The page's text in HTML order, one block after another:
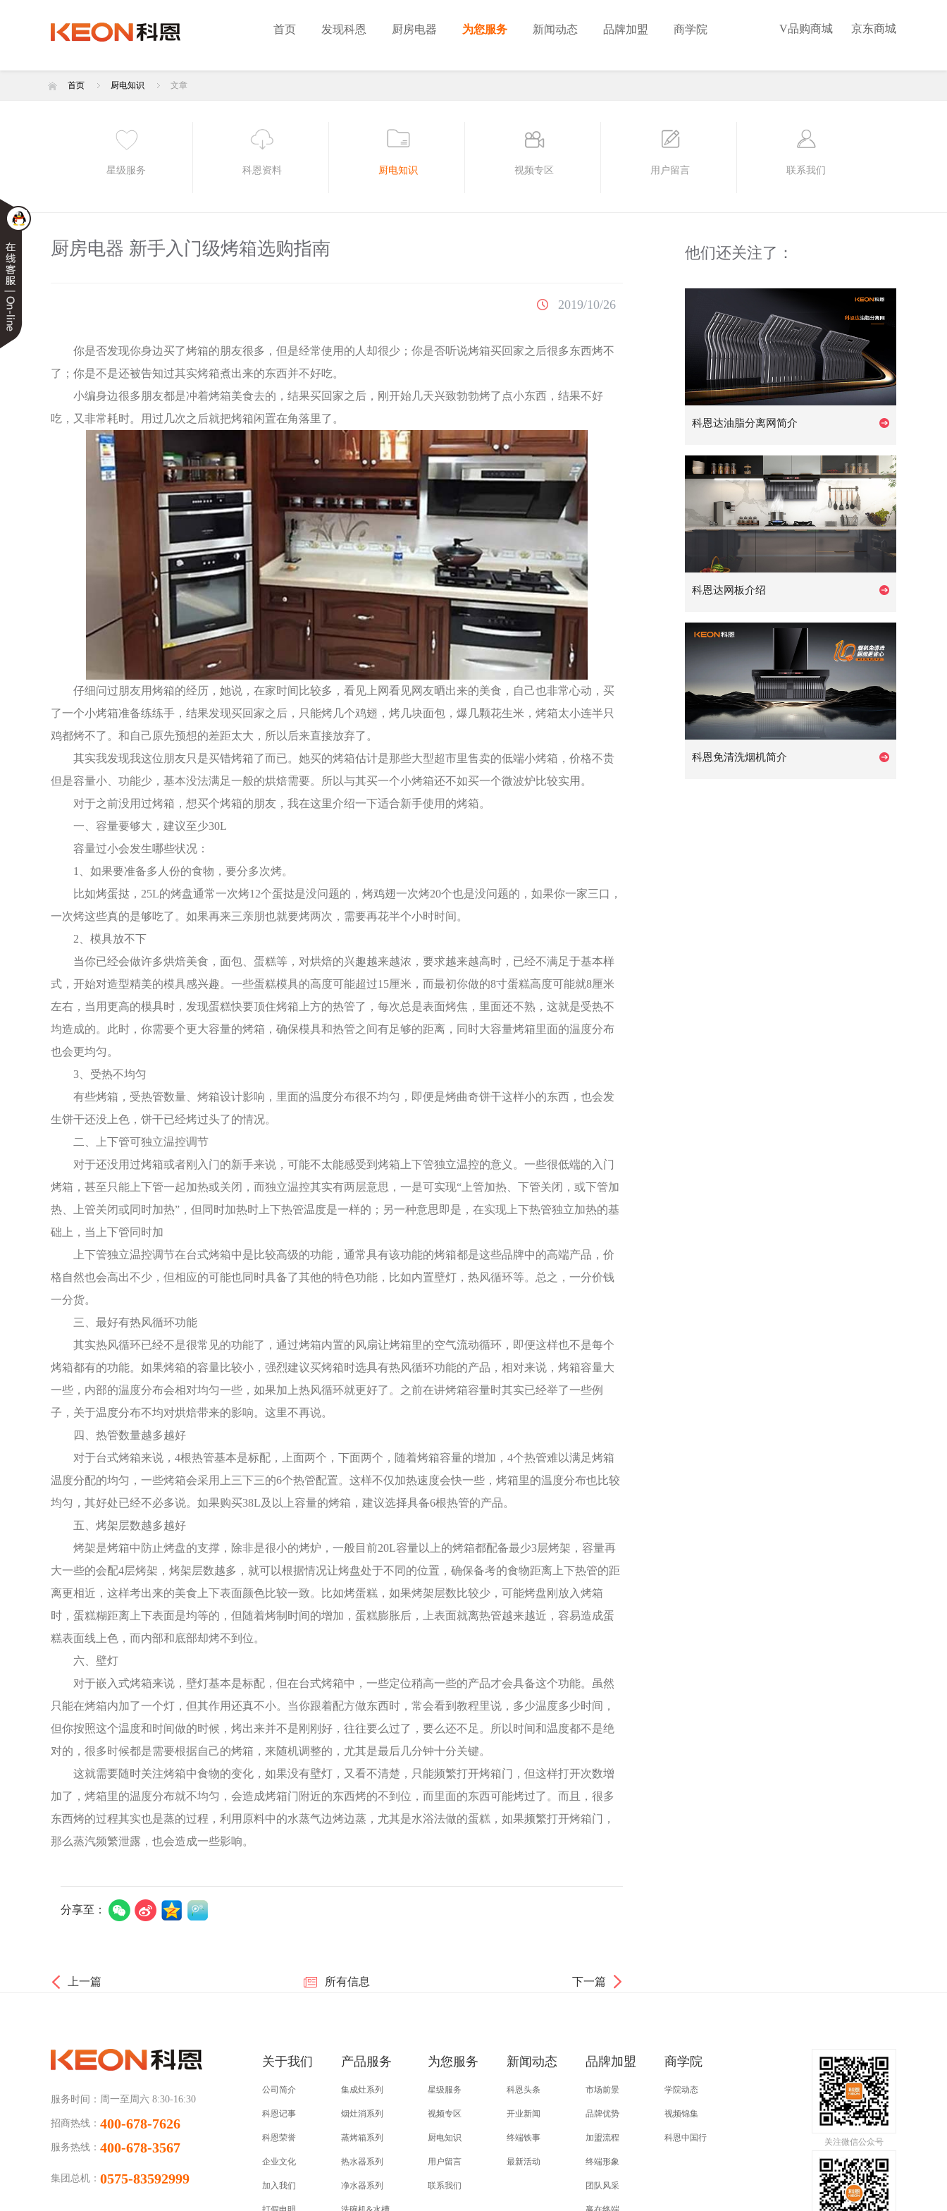
首页 发现科恩 厨房电器 为您服务 新闻动态 品牌加盟 商学院 京东商城
V品购商城
首页 厨电知识 文章
星级服务 科恩资料 厨电知识 视频专区 用户留言 联系我们
厨房电器 新手入门级烤箱选购指南
2019/10/26
你是否发现你身边买了烤箱的朋友很多，但是经常使用的人却很少；你是否听说烤箱买回家之后很多东西烤不
了；你是不是还被告知过其实烤箱煮出来的东西并不好吃。
小编身边很多朋友都是冲着烤箱美食去的，结果买回家之后，刚开始几天兴致勃勃烤了点小东西，结果不好
吃，又非常耗时。用过几次之后就把烤箱闲置在角落里了。
仔细问过朋友用烤箱的经历，她说，在家时间比较多，看见上网看见网友晒出来的美食，自己也非常心动，买
了一个小烤箱准备练练手，结果发现买回家之后，只能烤几个鸡翅，烤几块面包，爆几颗花生米，烤箱太小连半只
鸡都烤不了。和自己原先预想的差距太大，所以后来直接放弃了。
其实我发现我这位朋友只是买错烤箱了而已。她买的烤箱估计是那些大型超市里售卖的低端小烤箱，价格不贵
但是容量小、功能少，基本没法满足一般的烘焙需要。所以与其买一个小烤箱还不如买一个微波炉比较实用。
对于之前没用过烤箱，想买个烤箱的朋友，我在这里介绍一下适合新手使用的烤箱。
一、容量要够大，建议至少30L
容量过小会发生哪些状况：
1、如果要准备多人份的食物，要分多次烤。
比如烤蛋挞，25L的烤盘通常一次烤12个蛋挞是没问题的，烤鸡翅一次烤20个也是没问题的，如果你一家三口，
一次烤这些真的是够吃了。如果再来三亲朋也就要烤两次，需要再花半个小时时间。
2、模具放不下
当你已经会做许多烘焙美食，面包、蛋糕等，对烘焙的兴趣越来越浓，要求越来越高时，已经不满足于基本样
式，开始对造型精美的模具感兴趣。一些蛋糕模具的高度可能超过15厘米，而最初你做的8寸蛋糕高度可能就8厘米
左右，当用更高的模具时，发现蛋糕快要顶住烤箱上方的热管了，每次总是表面烤焦，里面还不熟，这就是受热不
均造成的。此时，你需要个更大容量的烤箱，确保模具和热管之间有足够的距离，同时大容量烤箱里面的温度分布
也会更均匀。
3、受热不均匀
有些烤箱，受热管数量、烤箱设计影响，里面的温度分布很不均匀，即便是烤曲奇饼干这样小的东西，也会发
生饼干还没上色，饼干已经烤过头了的情况。
二、上下管可独立温控调节
对于还没用过烤箱或者刚入门的新手来说，可能不太能感受到烤箱上下管独立温控的意义。一些很低端的入门
烤箱，甚至只能上下管一起加热或关闭，而独立温控其实有两层意思，一是可实现“上管加热、下管关闭，或下管加
热、上管关闭或同时加热”，但同时加热时上下热管温度是一样的；另一种意思即是，在实现上下热管独立加热的基
础上，当上下管同时加
上下管独立温控调节在台式烤箱中是比较高级的功能，通常具有该功能的烤箱都是这些品牌中的高端产品，价
格自然也会高出不少，但相应的可能也同时具备了其他的特色功能，比如内置壁灯，热风循环等。总之，一分价钱
一分货。
三、最好有热风循环功能
其实热风循环已经不是很常见的功能了，通过烤箱内置的风扇让烤箱里的空气流动循环，即便这样也不是每个
烤箱都有的功能。如果烤箱的容量比较小，强烈建议买烤箱时选具有热风循环功能的产品，相对来说，烤箱容量大
一些，内部的温度分布会相对均匀一些，如果加上热风循环就更好了。之前在讲烤箱容量时其实已经举了一些例
子，关于温度分布不均对烘焙带来的影响。这里不再说。
四、热管数量越多越好
对于台式烤箱来说，4根热管基本是标配，上面两个，下面两个，随着烤箱容量的增加，4个热管难以满足烤箱
温度分配的均匀，一些烤箱会采用上三下三的6个热管配置。这样不仅加热速度会快一些，烤箱里的温度分布也比较
均匀，其好处已经不必多说。如果购买38L及以上容量的烤箱，建议选择具备6根热管的产品。
五、烤架层数越多越好
烤架是烤箱中防止烤盘的支撑，除非是很小的烤炉，一般目前20L容量以上的烤箱都配备最少3层烤架，容量再
大一些的会配4层烤架，烤架层数越多，就可以根据情况让烤盘处于不同的位置，确保备考的食物距离上下热管的距
离更相近，这样考出来的美食上下表面颜色比较一致。比如烤蛋糕，如果烤架层数比较少，可能烤盘刚放入烤箱
时，蛋糕糊距离上下表面是均等的，但随着烤制时间的增加，蛋糕膨胀后，上表面就离热管越来越近，容易造成蛋
糕表面线上色，而内部和底部却烤不到位。
六、壁灯
对于嵌入式烤箱来说，壁灯基本是标配，但在台式烤箱中，一些定位稍高一些的产品才会具备这个功能。虽然
只能在烤箱内加了一个灯，但其作用还真不小。当你跟着配方做东西时，常会看到教程里说，多少温度多少时间，
但你按照这个温度和时间做的时候，烤出来并不是刚刚好，往往要么过了，要么还不足。所以时间和温度都不是绝
对的，很多时候都是需要根据自己的烤箱，来随机调整的，尤其是最后几分钟十分关键。
这就需要随时关注烤箱中食物的变化，如果没有壁灯，又看不清楚，只能频繁打开烤箱门，但这样打开次数增
加了，烤箱里的温度分布就不均匀，会造成烤箱门附近的东西烤的不到位，而里面的东西可能烤过了。而且，很多
东西烤的过程其实也是蒸的过程，利用原料中的水蒸气边烤边蒸，尤其是水浴法做的蛋糕，如果频繁打开烤箱门，
那么蒸汽频繁泄露，也会造成一些影响。
分享至：
上一篇 所有信息 下一篇
他们还关注了：
科恩达油脂分离网简介
科恩达网板介绍
科恩免清洗烟机简介
服务时间： 周一至周六 8:30-16:30
招商热线： 400-678-7626
服务热线： 400-678-3567
集团总机： 0575-83592999
关于我们
公司简介
科恩记事
科恩荣誉
企业文化
加入我们
产品服务
集成灶系列
烟灶消系列
蒸烤箱系列
热水器系列
净水器系列
为您服务
星级服务
视频专区
厨电知识
用户留言
联系我们
新闻动态
科恩头条
开业新闻
终端铁事
最新活动
品牌加盟
市场前景
品牌优势
加盟流程
终端形象
团队风采
商学院
学院动态
视频锦集
科恩中国行 关注微信公众号